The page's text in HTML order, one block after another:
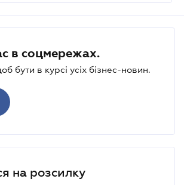
в соцмережах.
бути в курсі усіх бізнес-новин.
на розсилку